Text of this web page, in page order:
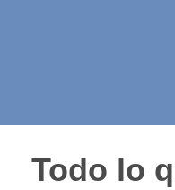
Todo lo